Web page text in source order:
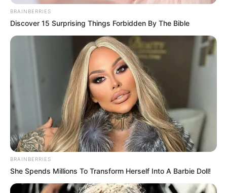
BRAINBERRIES
Discover 15 Surprising Things Forbidden By The Bible
BRAINBERRIES
She Spends Millions To Transform Herself Into A Barbie Doll!